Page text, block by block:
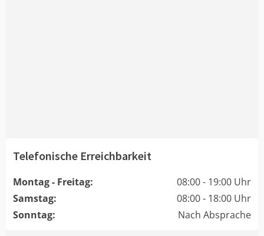
Telefonische Erreichbarkeit
Montag - Freitag:
08:00 - 19:00 Uhr
Samstag:
08:00 - 18:00 Uhr
Sonntag:
Nach Absprache